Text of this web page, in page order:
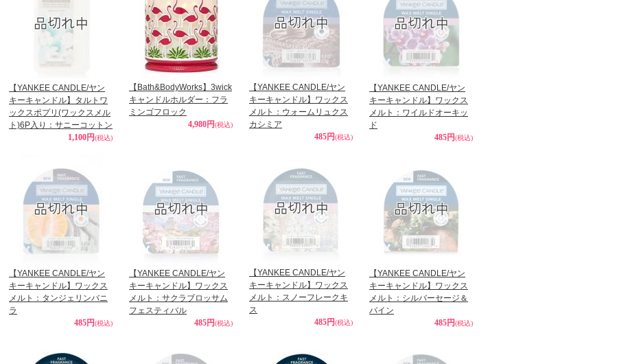
【YANKEE CANDLE/ヤン
キーキャンドル】タルトワ
ックスポプリ(ワックスメル
ト)6P入り：サニーコットン
1,100円(税込)
【Bath&BodyWorks】3wick
キャンドルホルダー：フラ
ミンゴフロック
4,980円(税込)
【YANKEE CANDLE/ヤン
キーキャンドル】ワックス
メルト：ウォームリュクス
カシミア
485円(税込)
【YANKEE CANDLE/ヤン
キーキャンドル】ワックス
メルト：ワイルドオーキッ
ド
485円(税込)
【YANKEE CANDLE/ヤン
キーキャンドル】ワックス
メルト：タンジェリンバニ
ラ
485円(税込)
【YANKEE CANDLE/ヤン
キーキャンドル】ワックス
メルト：サクラブロッサム
フェスティバル
485円(税込)
【YANKEE CANDLE/ヤン
キーキャンドル】ワックス
メルト：スノーフレークキ
ス
485円(税込)
【YANKEE CANDLE/ヤン
キーキャンドル】ワックス
メルト：シルバーセージ＆
パイン
485円(税込)